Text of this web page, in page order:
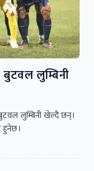
लुम्बिनी
लुम्बिनी खेल्दै छन्।
हुनेछ।